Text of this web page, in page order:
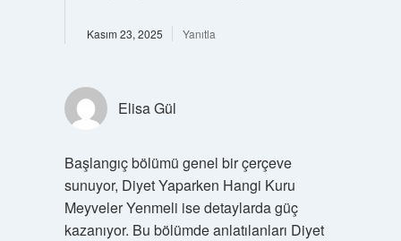
Kasım 23, 2025 Yanıtla
Elisa Gül
Başlangıç bölümü genel bir çerçeve
sunuyor, Diyet Yaparken Hangi Kuru
Meyveler Yenmeli ise detaylarda güç
kazanıyor. Bu bölümde anlatılanları Diyet